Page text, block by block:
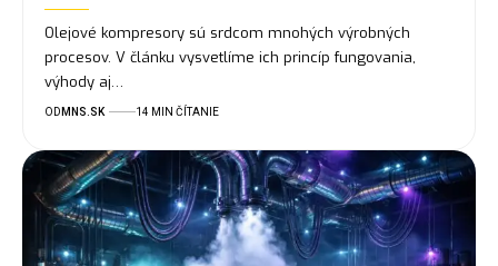
Olejové kompresory sú srdcom mnohých výrobných
procesov. V článku vysvetlíme ich princíp fungovania,
výhody aj…
OD MNS.SK 14 MIN ČÍTANIE